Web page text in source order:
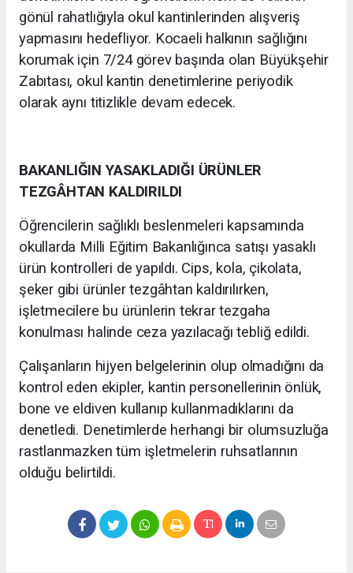
gönül rahatlığıyla okul kantinlerinden alışveriş
yapmasını hedefliyor. Kocaeli halkının sağlığını
korumak için 7/24 görev başında olan Büyükşehir
Zabıtası, okul kantin denetimlerine periyodik
olarak aynı titizlikle devam edecek.
BAKANLIĞIN YASAKLADIĞI ÜRÜNLER
TEZGÂHTAN KALDIRILDI
Öğrencilerin sağlıklı beslenmeleri kapsamında
okullarda Milli Eğitim Bakanlığınca satışı yasaklı
ürün kontrolleri de yapıldı. Cips, kola, çikolata,
şeker gibi ürünler tezgâhtan kaldırılırken,
işletmecilere bu ürünlerin tekrar tezgaha
konulması halinde ceza yazılacağı tebliğ edildi.
Çalışanların hijyen belgelerinin olup olmadığını da
kontrol eden ekipler, kantin personellerinin önlük,
bone ve eldiven kullanıp kullanmadıklarını da
denetledi. Denetimlerde herhangi bir olumsuzluğa
rastlanmazken tüm işletmelerin ruhsatlarının
olduğu belirtildi.